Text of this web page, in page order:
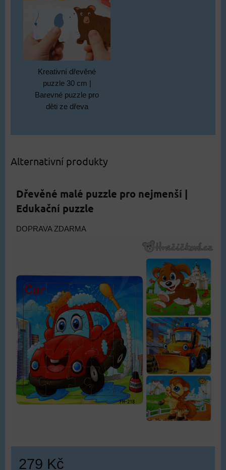
Kreativní dřevěné
puzzle 30 cm |
Barevné puzzle pro
děti ze dřeva
Alternativní produkty
Dřevěné malé puzzle pro nejmenší |
Edukační puzzle
DOPRAVA ZDARMA
279 Kč